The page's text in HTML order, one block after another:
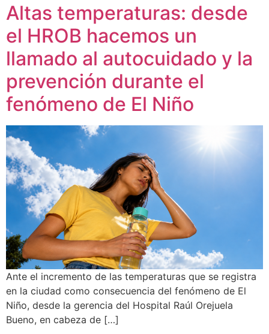
Altas temperaturas: desde
el HROB hacemos un
llamado al autocuidado y la
prevención durante el
fenómeno de El Niño
Ante el incremento de las temperaturas que se registra
en la ciudad como consecuencia del fenómeno de El
Niño, desde la gerencia del Hospital Raúl Orejuela
Bueno, en cabeza de […]